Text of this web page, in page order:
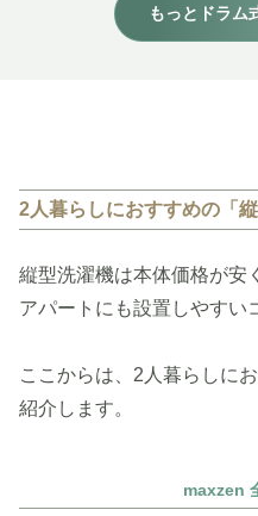
もっとドラム
2人暮らしにおすすめの「縦
縦型洗濯機は本体価格が安
アパートにも設置しやすい
ここからは、2人暮らしに
紹介します。
maxzen